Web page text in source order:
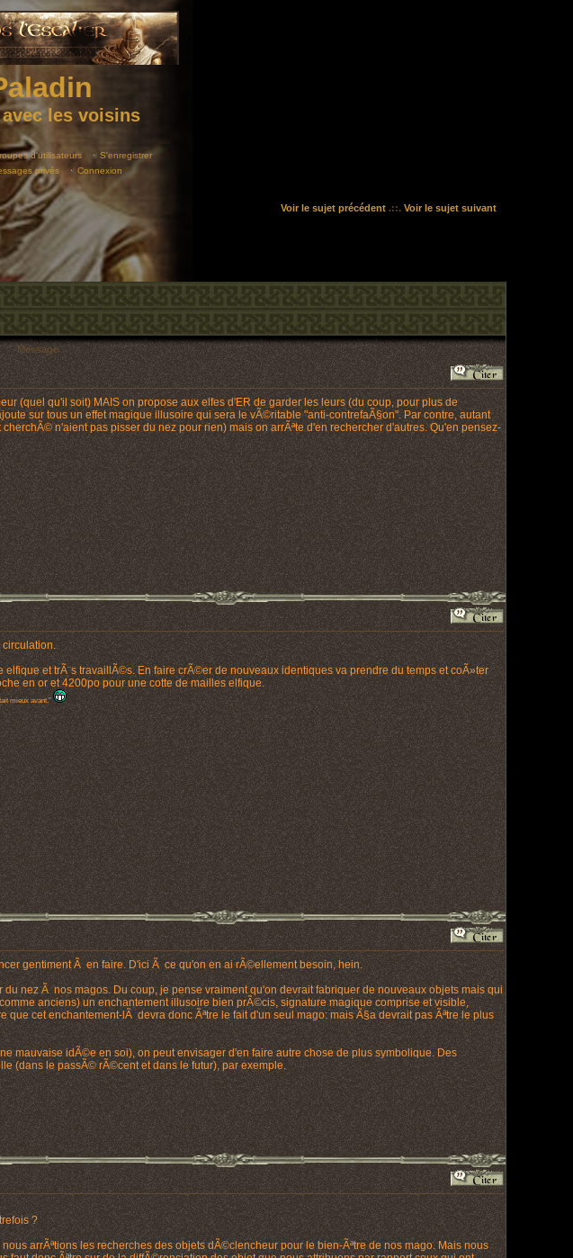
les voisins
d'utilisateurs
S'enregistrer
privés Connexion
Voir le sujet précédent.::. Voir le sujet suivant
Message
(quel qu'il soit) MAIS on propose aux elfes d'ER de garder les leurs (du coup, pour plus de
sur tous un effet magique illusoire qui sera le vÃ©ritable "anti-contrefaÃ§on". Par contre, autant
n'aient pas pisser du nez pour rien) mais on arrÃªte d'en rechercher d'autres. Qu'en pensez-
et trÃ¨s travaillÃ©s. En faire crÃ©er de nouveaux identiques va prendre du temps et coÃ»ter
en or et 4200po pour une cotte de mailles elfique.
mieux avant."
gentiment Ã en faire. D'ici Ã ce qu'on en ai rÃ©ellement besoin, hein.
nez Ã nos magos. Du coup, je pense vraiment qu'on devrait fabriquer de nouveaux objets mais qui
anciens) un enchantement illusoire bien prÃ©cis, signature magique comprise et visible,
cet enchantement-lÃ devra donc Ãªtre le fait d'un seul mago: mais Ã§a devrait pas Ãªtre le plus
mauvaise idÃ©e en soi), on peut envisager d'en faire autre chose de plus symbolique. Des
(dans le passÃ© rÃ©cent et dans le futur), par exemple.
?
arrÃªtions les recherches des objets dÃ©clencheur pour le bien-Ãªtre de nos mago. Mais nous